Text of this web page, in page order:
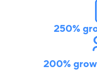
250%
200%